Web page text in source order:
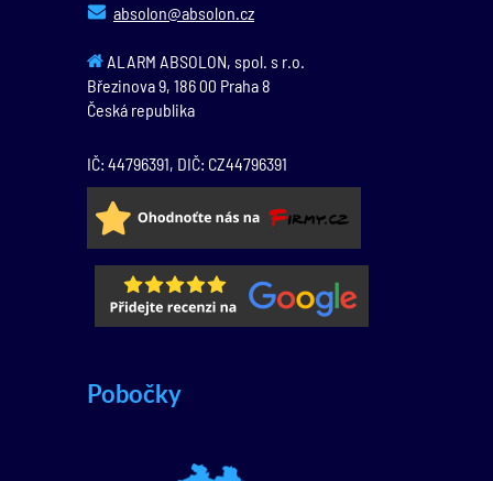
absolon@absolon.cz
ALARM ABSOLON, spol. s r.o.
Březinova 9, 186 00 Praha 8
Česká republika
IČ: 44796391, DIČ: CZ44796391
Pobočky